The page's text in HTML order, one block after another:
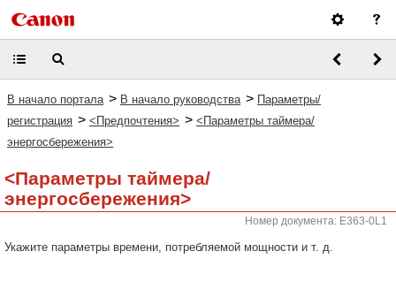
В начало портала > В начало руководства > Параметры/
регистрация > <Предпочтения> > <Параметры таймера/
энергосбережения>
<Параметры таймера/
энергосбережения>
Номер документа: E363-0L1
Укажите параметры времени, потребляемой мощности и т. д.